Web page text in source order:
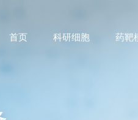
首页 科研细胞 药靶